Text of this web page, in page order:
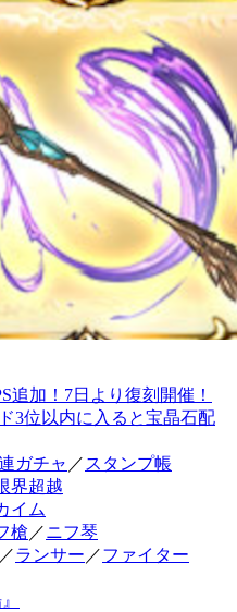
追加！7日より復刻開催！
3位以内に入ると宝晶石配
ガチャ ／ スタンプ帳
界超越
イム
槍 ／ニフ琴
／ランサー ／ファイター